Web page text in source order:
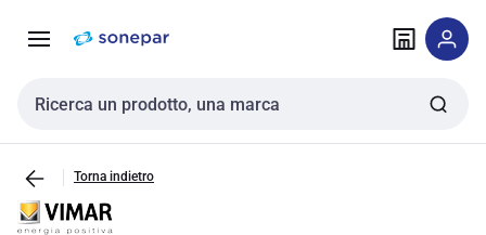
navigazione alla
Cerca input
Torna indietro